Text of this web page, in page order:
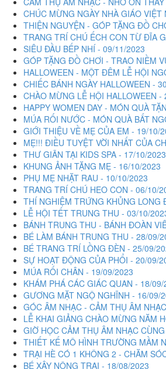
CHÚC MỪNG NGÀY NHÀ GIÁO
THIỆN NGUYỆN - GÓP TẶNG ĐỒ
TRANG TRÍ CHÚ ẾCH CON TỪ ĐĨA
SIÊU ĐẦU BẾP NHÍ - 09/11/2023
GÓP TẶNG ĐỒ CHƠI - TRAO NIỀM
HALLOWEEN - MỘT ĐÊM LỄ HỘI
CHIẾC BÁNH NGÀY HALLOWEEN -
CHÀO MỪNG LỄ HỘI HALLOWEEN -
HAPPY WOMEN DAY - MÓN QUÀ
MÚA RỐI NƯỚC - MÓN QUÀ BẤT
GIỚI THIỆU VỀ MẸ CỦA EM - 19/10/
MẸ!!! ĐIỀU TUYỆT VỜI NHẤT CỦA
THƯ GIÃN TẠI KIDS SPA - 17/10/2023
KHUNG ẢNH TẶNG MẸ - 16/10/2023
PHỤ MẸ NHẶT RAU - 10/10/2023
TRANG TRÍ CHÚ HEO CON - 06/10/
THÍ NGHIỆM TRỨNG KHỦNG LONG
LỄ HỘI TẾT TRUNG THU - 03/10/
BÁNH TRUNG THU - BÁNH ĐOÀN
BÉ LÀM BÁNH TRUNG THU - 28/09/
BÉ TRANG TRÍ LỒNG ĐÈN - 25/09/
SỰ HOẠT ĐỘNG CỦA PHỔI - 20/09/
MÚA RỐI CHÂN - 19/09/2023
KHÁM PHÁ CÁC GIÁC QUAN - 18/09/
GƯƠNG MẶT NGỘ NGHĨNH - 16/09/
GÓC ÂM NHẠC - CẢM THỤ ÂM
LỄ KHAI GIẢNG CHÀO MỪNG NĂM
GIỜ HỌC CẢM THỤ ÂM NHẠC
THIẾT KẾ MÔ HÌNH TRƯỜNG MẦM
TRẠI HÈ CÓ 1 KHÔNG 2 - CHĂM
BÉ XÂY NÔNG TRẠI - 18/08/2023